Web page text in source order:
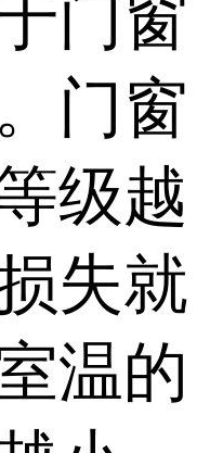
内保
大程
门窗
门窗
级越